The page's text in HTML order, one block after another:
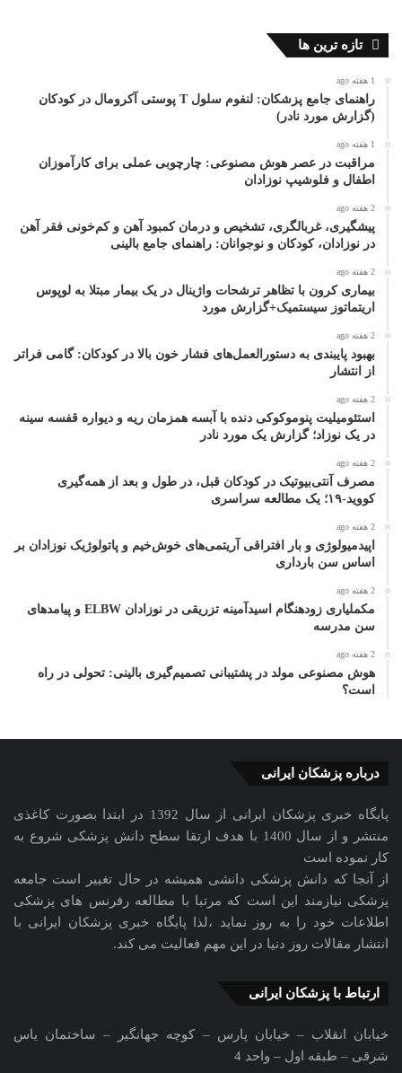
تازه ترین ها
1 هفته ago
راهنمای جامع پزشکان: لنفوم سلول T پوستی آکرومال در کودکان
(گزارش مورد نادر)
1 هفته ago
مراقبت در عصر هوش مصنوعی: چارچوبی عملی برای کارآموزان
اطفال و فلوشیپ نوزادان
2 هفته ago
پیشگیری، غربالگری، تشخیص و درمان کمبود آهن و کم‌خونی فقر آهن
در نوزادان، کودکان و نوجوانان: راهنمای جامع بالینی
2 هفته ago
بیماری کرون با تظاهر ترشحات واژینال در یک بیمار مبتلا به لوپوس
اریتماتوز سیستمیک+گزارش مورد
2 هفته ago
بهبود پایبندی به دستورالعمل‌های فشار خون بالا در کودکان: گامی فراتر
از انتشار
2 هفته ago
استئومیلیت پنوموکوکی دنده با آبسه همزمان ریه و دیواره قفسه سینه
در یک نوزاد؛ گزارش یک مورد نادر
2 هفته ago
مصرف آنتی‌بیوتیک در کودکان قبل، در طول و بعد از همه‌گیری
کووید-۱۹؛ یک مطالعه سراسری
2 هفته ago
اپیدمیولوژی و بار افتراقی آریتمی‌های خوش‌خیم و پاتولوژیک نوزادان بر
اساس سن بارداری
2 هفته ago
مکملیاری زودهنگام اسیدآمینه تزریقی در نوزادان ELBW و پیامدهای
سن مدرسه
2 هفته ago
هوش مصنوعی مولد در پشتیبانی تصمیم‌گیری بالینی: تحولی در راه
است؟
درباره پزشکان ایرانی
پایگاه خبری پزشکان ایرانی از سال 1392 در ابتدا بصورت کاغذی
منتشر و از سال 1400 با هدف ارتقا سطح دانش پزشکی شروع به
کار نموده است
از آنجا که دانش پزشکی دانشی همیشه در حال تغییر است جامعه
پزشکی نیازمند این است که مرتبا با مطالعه رفرنس های پزشکی
اطلاعات خود را به روز نماید ،لذا پایگاه خبری پزشکان ایرانی با
انتشار مقالات روز دنیا در این مهم فعالیت می کند.
ارتباط با پزشکان ایرانی
خیابان انقلاب – خیابان پارس – کوچه جهانگیر – ساختمان یاس
شرقی – طبقه اول – واحد 4